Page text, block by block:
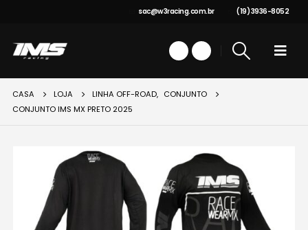
sac@w3racing.com.br (19) 3936-8052
CASA LOJA LINHA OFF-ROAD, CONJUNTO
CONJUNTO IMS MX PRETO 2025